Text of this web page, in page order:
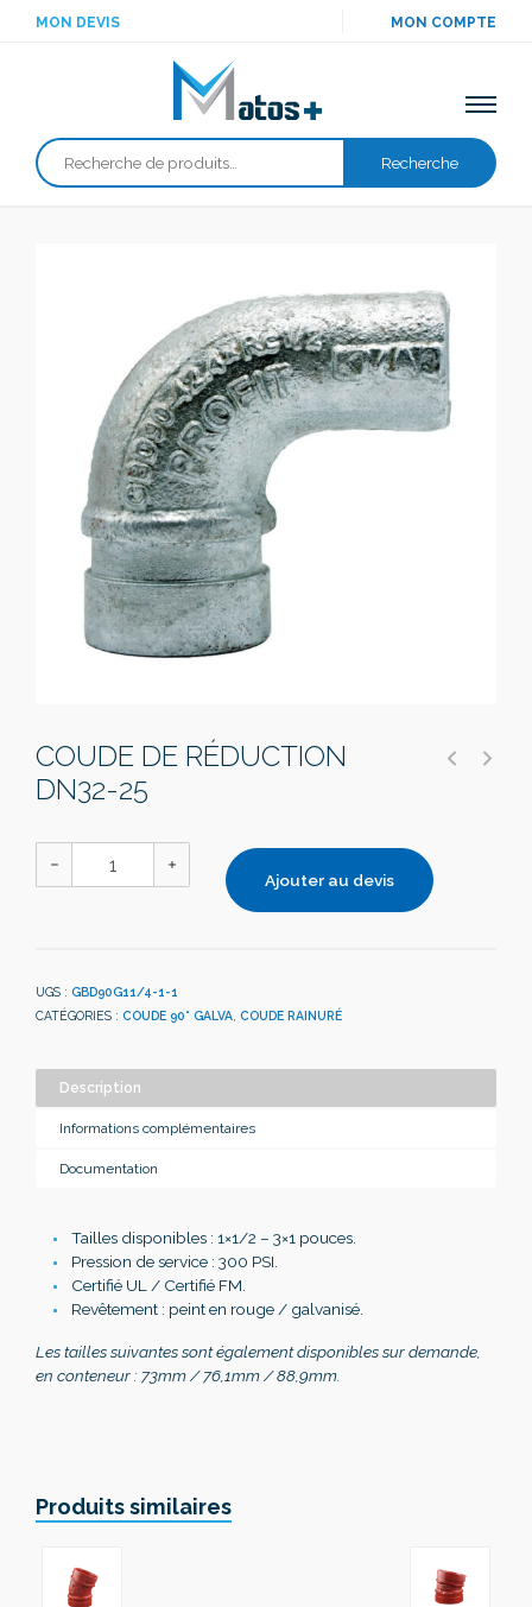
MON DEVIS MON COMPTE
Recherche
Recherche
COUDE DE RÉDUCTION
DN32-25
Ajouter au devis
UGS : GBD90G11/4-1-1
CATÉGORIES : COUDE 90° GALVA COUDE RAINURÉ
Description
Informations complémentaires
Documentation
Tailles disponibles : 1×1/2 – 3×1 pouces.
Pression de service : 300 PSI.
Certifié UL / Certifié FM.
Revêtement : peint en rouge / galvanisé.
Les tailles suivantes sont également disponibles sur demande,
en conteneur : 73mm / 76,1mm / 88,9mm.
Produits similaires